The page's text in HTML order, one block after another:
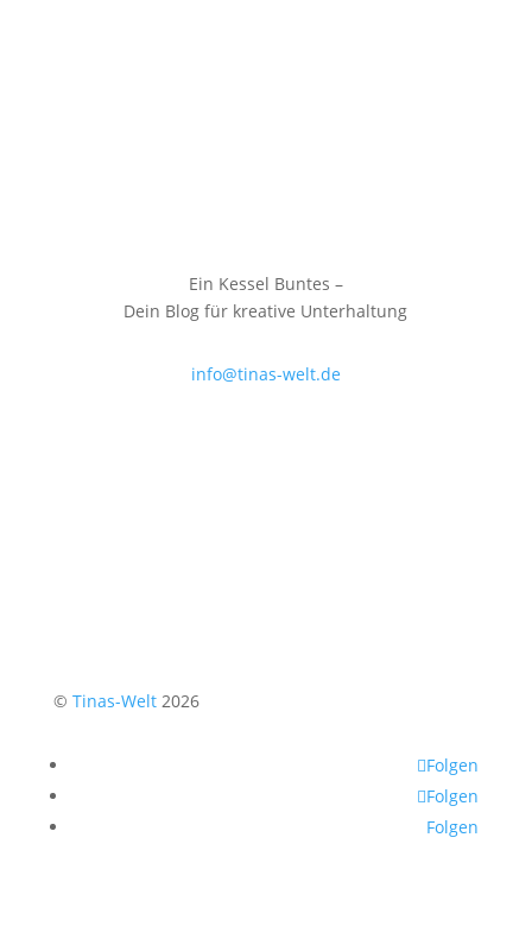
Ein Kessel Buntes –
Dein Blog für kreative Unterhaltung
info@tinas-welt.de
© Tinas-Welt2026
Folgen
Folgen
Folgen